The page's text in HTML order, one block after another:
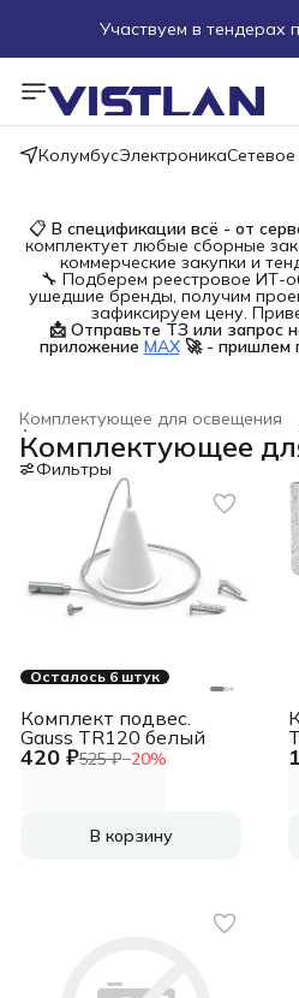
Участвуем в
Поможем подобрать
Пуско-
Более 100 000 позиций в
КолумбусЭлектроника
📋 В спецификации всё - от
комплектует любые сборные
коммерческие закупки и
🔧 Подберем реестровое ИТ-
ушедшие бренды, получим
зафиксируем цену.
📩 Отправьте ТЗ или запрос
приложение MAX 🚀 - пришлем
Комплектующее для освещения
Аксессуары, комплектующие для
Строительство и
Главная ›
Комплектующее
Фильтры
Осталось 6 штук
420 ₽525 ₽−20%
Комплект подвес.
Gauss TR120 белый
В корзину